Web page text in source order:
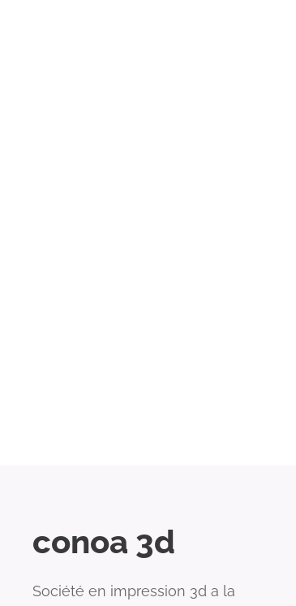
conoa 3d
Société en impression 3d a la